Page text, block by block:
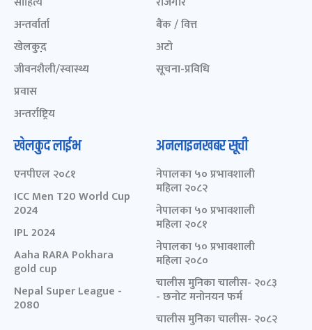
अन्तर्वार्ता
खेलकुद़़
जीवनशैली/स्वास्थ्य
प्रवास
अन्तर्राष्ट्रिय
बैंक / वित्त
अटो
सूचना-प्रविधि
खेलकुद लाईभ
एनपीएल २०८१
ICC Men T20 World Cup
2024
IPL 2024
Aaha RARA Pokhara
gold cup
Nepal Super League -
2080
अनलाइनखबर सूची
नेपालका ५० प्रभावशाली
महिला २०८२
नेपालका ५० प्रभावशाली
महिला २०८१
नेपालका ५० प्रभावशाली
महिला २०८०
चालीस मुनिका चालीस- २०८३
- छनोट मनोनयन फर्म
चालीस मुनिका चालीस- २०८२